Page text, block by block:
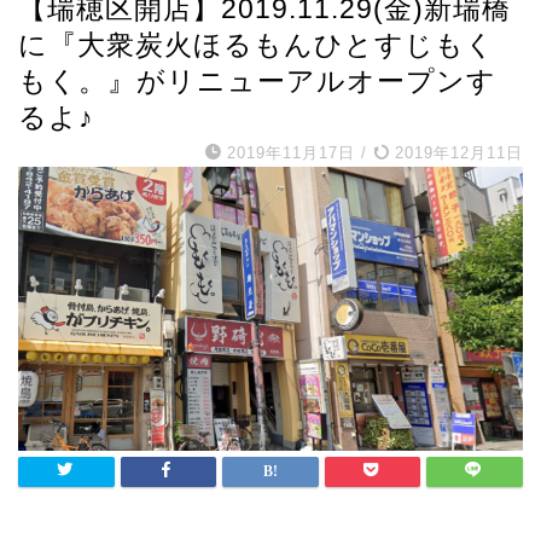
【瑞穂区開店】2019.11.29(金)新瑞橋
に『大衆炭火ほるもんひとすじもく
もく。』がリニューアルオープンす
るよ♪
2019年11月17日 / 2019年12月11日